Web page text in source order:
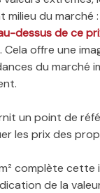
milieu du marché :
dessus de ce
. Cela offre une
du marché
un point de
les prix des
complète cette
de la